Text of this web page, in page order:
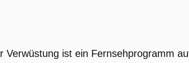
Verwüstung ist ein Fernsehprogramm